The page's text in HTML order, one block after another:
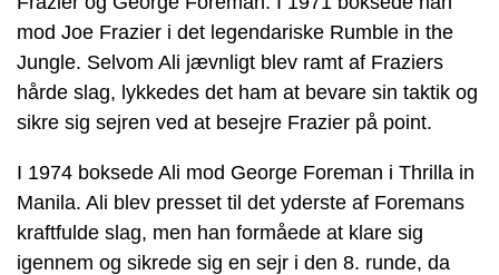
mod Joe Frazier i det legendariske Rumble in the
Jungle. Selvom Ali jævnligt blev ramt af Fraziers
hårde slag, lykkedes det ham at bevare sin taktik og
sikre sig sejren ved at besejre Frazier på point.
I 1974 boksede Ali mod George Foreman i Thrilla in
Manila. Ali blev presset til det yderste af Foremans
kraftfulde slag, men han formåede at klare sig
igennem og sikrede sig en sejr i den 8. runde, da